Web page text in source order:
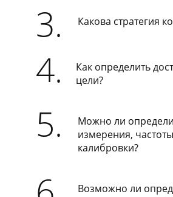
3. Какова стратегия
4.
Как определить
цели?
5.
Можно ли
измерения,
калибровки?
Возможно ли